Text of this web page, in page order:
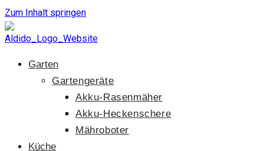
Zum Inhalt springen
Garten
Gartengeräte
Akku-Rasenmäher
Akku-Heckenschere
Mähroboter
Küche